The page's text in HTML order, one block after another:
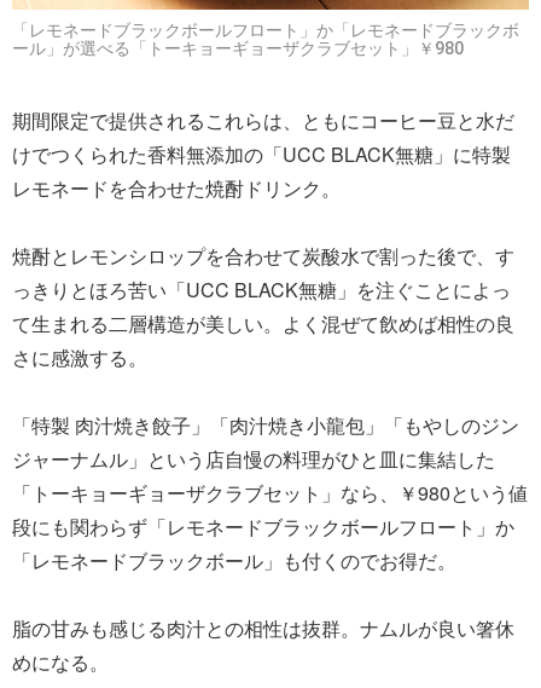
「レモネードブラックボールフロート」か「レモネードブラックボ
ール」が選べる「トーキョーギョーザクラブセット」￥980
期間限定で提供されるこれらは、ともにコーヒー豆と水だ
けでつくられた香料無添加の「UCC BLACK無糖」に特製
レモネードを合わせた焼酎ドリンク。
焼酎とレモンシロップを合わせて炭酸水で割った後で、す
っきりとほろ苦い「UCC BLACK無糖」を注ぐことによっ
て生まれる二層構造が美しい。よく混ぜて飲めば相性の良
さに感激する。
「特製 肉汁焼き餃子」「肉汁焼き小龍包」「もやしのジン
ジャーナムル」という店自慢の料理がひと皿に集結した
「トーキョーギョーザクラブセット」なら、￥980という値
段にも関わらず「レモネードブラックボールフロート」か
「レモネードブラックボール」も付くのでお得だ。
脂の甘みも感じる肉汁との相性は抜群。ナムルが良い箸休
めになる。